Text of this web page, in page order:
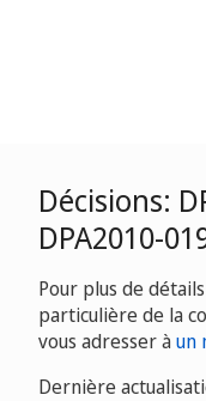
Décisions:
DPA2010-
Pour plus de
particulière de la
vous adresser àun
Dernière